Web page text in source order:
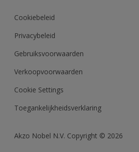
Sikkens Center
Kennisbank
Cookiebeleid
Privacybeleid
Gebruiksvoorwaarden
Verkoopvoorwaarden
Cookie Settings
Toegankelijkheidsverklaring
Akzo Nobel N.V. Copyright © 2026